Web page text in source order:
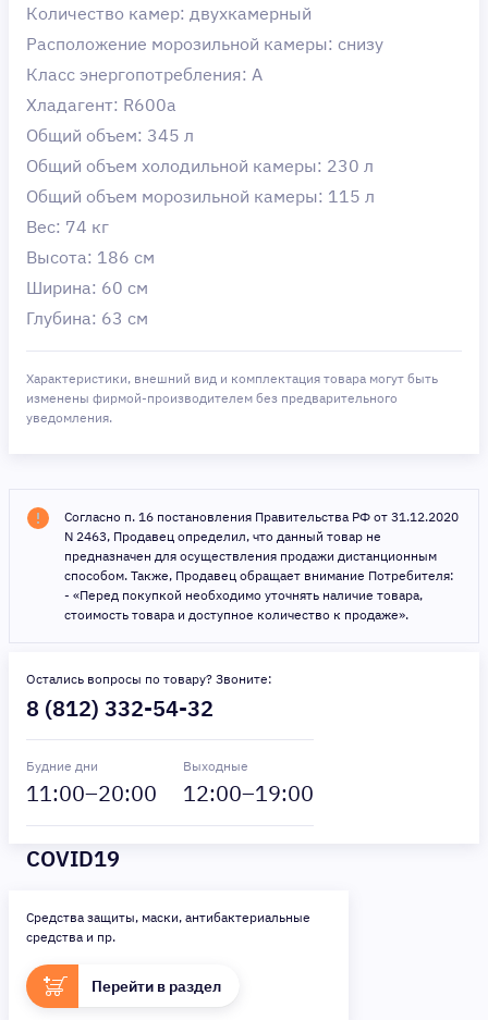
Количество камер: двухкамерный
Расположение морозильной камеры: снизу
Класс энергопотребления: A
Хладагент: R600a
Общий объем: 345 л
Общий объем холодильной камеры: 230 л
Общий объем морозильной камеры: 115 л
Вес: 74 кг
Высота: 186 см
Ширина: 60 см
Глубина: 63 см
Характеристики, внешний вид и комплектация товара могут быть
изменены фирмой-производителем без предварительного
уведомления.
Согласно п. 16 постановления Правительства РФ от 31.12.2020
N 2463, Продавец определил, что данный товар не
предназначен для осуществления продажи дистанционным
способом. Также, Продавец обращает внимание Потребителя:
- «Перед покупкой необходимо уточнять наличие товара,
стоимость товара и доступное количество к продаже».
Остались вопросы по товару? Звоните:
8 (812) 332-54-32
Будние дни
11:00–20:00
Выходные
12:00–19:00
COVID19
Средства защиты, маски, антибактериальные
средства и пр.
Перейти в раздел